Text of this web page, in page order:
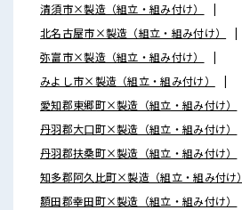
清須市×製造（組立・組み付け）
北名古屋市×製造（組立・組み付け）
弥富市×製造（組立・組み付け）
みよし市×製造（組立・組み付け）
愛知郡東郷町×製造（組立・組み付け）
丹羽郡大口町×製造（組立・組み付け）
丹羽郡扶桑町×製造（組立・組み付け）
知多郡阿久比町×製造（組立・組み付け）
額田郡幸田町×製造（組立・組み付け）